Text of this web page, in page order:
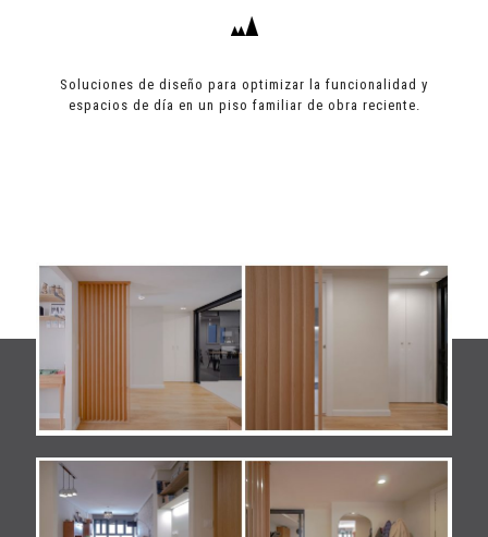
Soluciones de diseño para optimizar la funcionalidad y
espacios de día en un piso familiar de obra reciente.